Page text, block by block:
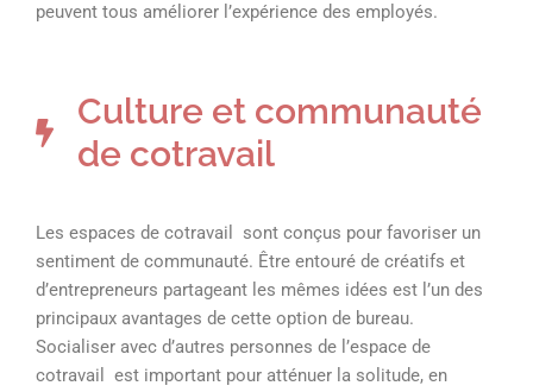
peuvent tous améliorer l’expérience des employés.
Culture et communauté
de cotravail
Les espaces de cotravail sont conçus pour favoriser un
sentiment de communauté. Être entouré de créatifs et
d’entrepreneurs partageant les mêmes idées est l’un des
principaux avantages de cette option de bureau.
Socialiser avec d’autres personnes de l’espace de
cotravail est important pour atténuer la solitude, en